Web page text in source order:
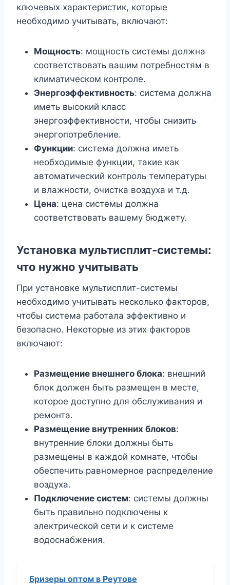
ключевых характеристик, которые
необходимо учитывать, включают:
Мощность: мощность системы должна
соответствовать вашим потребностям в
климатическом контроле.
Энергоэффективность: система должна
иметь высокий класс
энергоэффективности, чтобы снизить
энергопотребление.
Функции: система должна иметь
необходимые функции, такие как
автоматический контроль температуры
и влажности, очистка воздуха и т.д.
Цена: цена системы должна
соответствовать вашему бюджету.
Установка мультисплит-системы:
что нужно учитывать
При установке мультисплит-системы
необходимо учитывать несколько факторов,
чтобы система работала эффективно и
безопасно. Некоторые из этих факторов
включают:
Размещение внешнего блока: внешний
блок должен быть размещен в месте,
которое доступно для обслуживания и
ремонта.
Размещение внутренних блоков:
внутренние блоки должны быть
размещены в каждой комнате, чтобы
обеспечить равномерное распределение
воздуха.
Подключение систем: системы должны
быть правильно подключены к
электрической сети и к системе
водоснабжения.
Бризеры оптом в Реутове